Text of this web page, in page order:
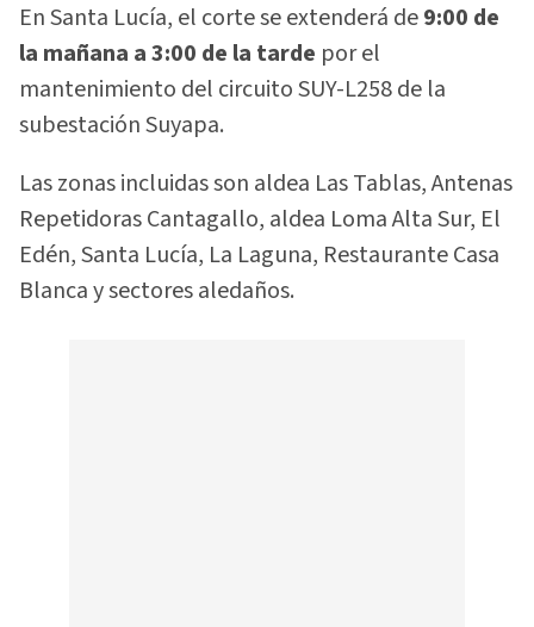
En Santa Lucía, el corte se extenderá de9:00 de
la mañana a 3:00 de la tarde por el
mantenimiento del circuito SUY-L258 de la
subestación Suyapa.
Las zonas incluidas son aldea Las Tablas, Antenas
Repetidoras Cantagallo, aldea Loma Alta Sur, El
Edén, Santa Lucía, La Laguna, Restaurante Casa
Blanca y sectores aledaños.